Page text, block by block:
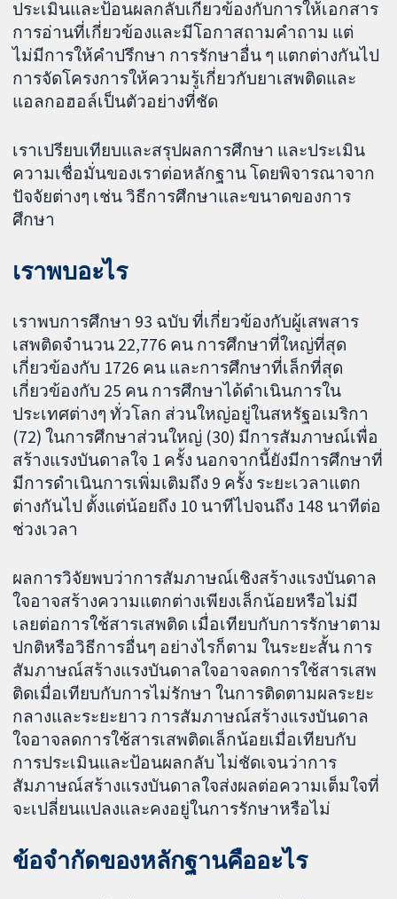
ประเมินและป้อนผลกลับเกี่ยวข้องกับการให้เอกสาร
การอ่านที่เกี่ยวข้องและมีโอกาสถามคำถาม แต่
ไม่มีการให้คำปรึกษา การรักษาอื่น ๆ แตกต่างกันไป
การจัดโครงการให้ความรู้เกี่ยวกับยาเสพติดและ
แอลกอฮอล์เป็นตัวอย่างที่ชัด
เราเปรียบเทียบและสรุปผลการศึกษา และประเมิน
ความเชื่อมั่นของเราต่อหลักฐาน โดยพิจารณาจาก
ปัจจัยต่างๆ เช่น วิธีการศึกษาและขนาดของการ
ศึกษา
เราพบอะไร
เราพบการศึกษา 93 ฉบับ ที่เกี่ยวข้องกับผู้เสพสาร
เสพติดจำนวน 22,776 คน การศึกษาที่ใหญ่ที่สุด
เกี่ยวข้องกับ 1726 คน และการศึกษาที่เล็กที่สุด
เกี่ยวข้องกับ 25 คน การศึกษาได้ดำเนินการใน
ประเทศต่างๆ ทั่วโลก ส่วนใหญ่อยู่ในสหรัฐอเมริกา
(72) ในการศึกษาส่วนใหญ่ (30) มีการสัมภาษณ์เพื่อ
สร้างแรงบันดาลใจ 1 ครั้ง นอกจากนี้ยังมีการศึกษาที่
มีการดำเนินการเพิ่มเติมถึง 9 ครั้ง ระยะเวลาแตก
ต่างกันไป ตั้งแต่น้อยถึง 10 นาทีไปจนถึง 148 นาทีต่อ
ช่วงเวลา
ผลการวิจัยพบว่าการสัมภาษณ์เชิงสร้างแรงบันดาล
ใจอาจสร้างความแตกต่างเพียงเล็กน้อยหรือไม่มี
เลยต่อการใช้สารเสพติด เมื่อเทียบกับการรักษาตาม
ปกติหรือวิธีการอื่นๆ อย่างไรก็ตาม ในระยะสั้น การ
สัมภาษณ์สร้างแรงบันดาลใจอาจลดการใช้สารเสพ
ติดเมื่อเทียบกับการไม่รักษา ในการติดตามผลระยะ
กลางและระยะยาว การสัมภาษณ์สร้างแรงบันดาล
ใจอาจลดการใช้สารเสพติดเล็กน้อยเมื่อเทียบกับ
การประเมินและป้อนผลกลับ ไม่ชัดเจนว่าการ
สัมภาษณ์สร้างแรงบันดาลใจส่งผลต่อความเต็มใจที่
จะเปลี่ยนแปลงและคงอยู่ในการรักษาหรือไม่
ข้อจำกัดของหลักฐานคืออะไร